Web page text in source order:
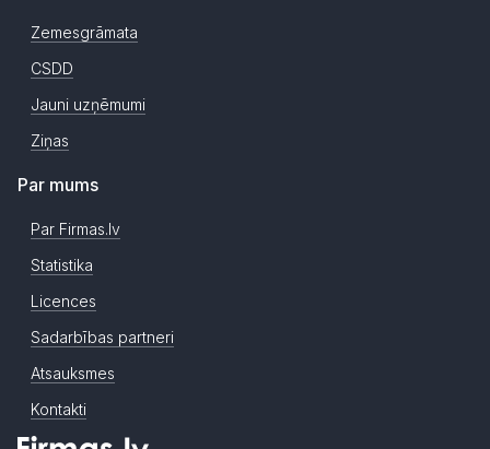
Zemesgrāmata
CSDD
Jauni uzņēmumi
Ziņas
Par mums
Par Firmas.lv
Statistika
Licences
Sadarbības partneri
Atsauksmes
Kontakti